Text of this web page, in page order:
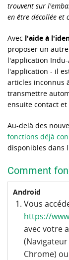
trouvent sur
en être décollée et
Avec l'aide à
proposer un
l'application
l'application - il
articles inconnus
transmettre
ensuite contact
Au-delà des
fonctions déjà
disponibles dans
Comment
Android
Vous
https://
avec votre
Chrome)